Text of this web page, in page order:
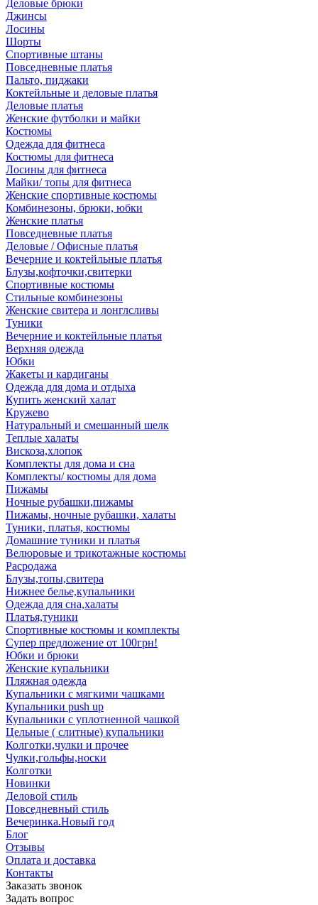
Деловые брюки
Джинсы
Лосины
Шорты
Спортивные штаны
Повседневные платья
Пальто, пиджаки
Коктейльные и деловые платья
Деловые платья
Женские футболки и майки
Костюмы
Одежда для фитнеса
Костюмы для фитнеса
Лосины для фитнеса
Майки/ топы для фитнеса
Женские спортивные костюмы
Комбинезоны, брюки, юбки
Женские платья
Повседневные платья
Деловые / Офисные платья
Вечерние и коктейльные платья
Блузы,кофточки,свитерки
Спортивные костюмы
Стильные комбинезоны
Женские свитера и лонглсливы
Туники
Вечерние и коктейльные платья
Верхняя одежда
Юбки
Жакеты и кардиганы
Одежда для дома и отдыха
Купить женский халат
Кружево
Натуральный и смешанный шелк
Теплые халаты
Вискоза,хлопок
Комплекты для дома и сна
Комплекты/ костюмы для дома
Пижамы
Ночные рубашки,пижамы
Пижамы, ночные рубашки, халаты
Туники, платья, костюмы
Домашние туники и платья
Велюровые и трикотажные костюмы
Расродажа
Блузы,топы,свитера
Нижнее белье,купальники
Одежда для сна,халаты
Платья,туники
Спортивные костюмы и комплекты
Супер предложение от 100грн!
Юбки и брюки
Женские купальники
Пляжная одежда
Купальники с мягкими чашками
Купальники push up
Купальники с уплотненной чашкой
Цельные ( слитные) купальники
Колготки,чулки и прочее
Чулки,гольфы,носки
Колготки
Новинки
Деловой стиль
Повседневный стиль
Вечеринка.Новый год
Блог
Отзывы
Оплата и доставка
Контакты
Заказать звонок
Задать вопрос